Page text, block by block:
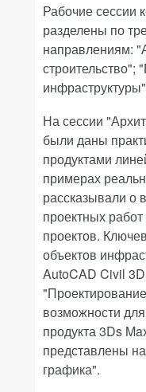
Рабочие сессии
разделены по
направлениям:
строительство";
На сессии
были даны
продуктами
примерах
рассказывали о
проектных
проектов.
объектов
AutoCAD Civil
возможности
продукта 3Ds
представлены
графика".